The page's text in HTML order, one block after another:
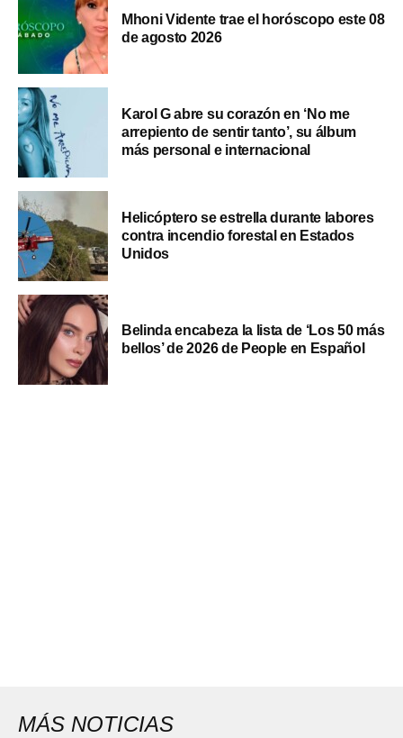
Mhoni Vidente trae el horóscopo este 08
de agosto 2026
Karol G abre su corazón en ‘No me
arrepiento de sentir tanto’, su álbum
más personal e internacional
Helicóptero se estrella durante labores
contra incendio forestal en Estados
Unidos
Belinda encabeza la lista de ‘Los 50 más
bellos’ de 2026 de People en Español
MÁS NOTICIAS